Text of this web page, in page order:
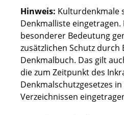
Hinweis: Kulturdenkmale
Denkmalliste
besonderer Bedeutung
zusätzlichen Schutz durch
Denkmalbuch. Das gilt
die zum Zeitpunkt des
Denkmalschutzgesetzes
Verzeichnissen